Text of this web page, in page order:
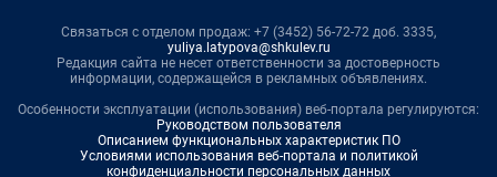
Связаться с отделом продаж: +7 (3452) 56-72-72 доб. 3335,
yuliya.latypova@shkulev.ru
Редакция сайта не несет ответственности за достоверность
информации, содержащейся в рекламных объявлениях.
Особенности эксплуатации (использования) веб-портала регулируются:
Руководством пользователя
Описанием функциональных характеристик ПО
Условиями использования веб-портала и политикой
конфиденциальности персональных данных